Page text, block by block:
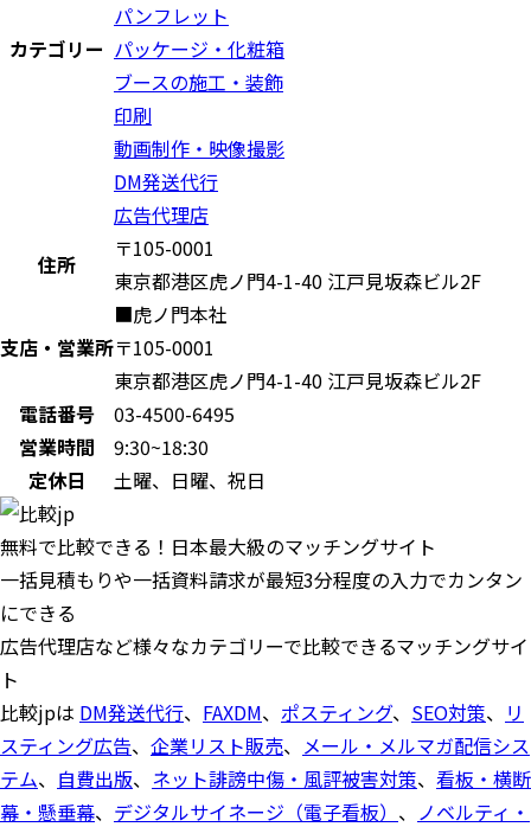
カテゴリー
パンフレット
パッケージ・化粧箱
ブースの施工・装飾
印刷
動画制作・映像撮影
DM発送代行
広告代理店
住所
〒105-0001
東京都港区虎ノ門4-1-40 江戸見坂森ビル2F
支店・営業所
■虎ノ門本社
〒105-0001
東京都港区虎ノ門4-1-40 江戸見坂森ビル2F
電話番号
03-4500-6495
営業時間
9:30~18:30
定休日
土曜、日曜、祝日
無料で比較できる！日本最大級のマッチングサイト
一括見積もりや一括資料請求が最短3分程度の入力でカンタン
にできる
広告代理店など様々なカテゴリーで比較できるマッチングサイ
ト
比較jpは DM発送代行、 FAXDM、 ポスティング、 SEO対策、 リ
スティング広告、 企業リスト販売、 メール・メルマガ配信シス
テム、 自費出版、 ネット誹謗中傷・風評被害対策、 看板・横断
幕・懸垂幕、 デジタルサイネージ（電子看板） 、 ノベルティ・